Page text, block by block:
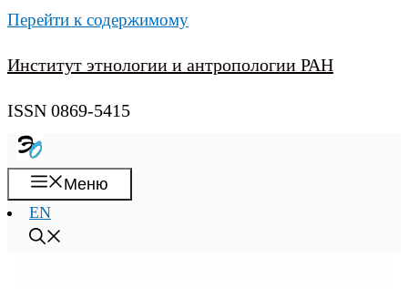
Перейти к содержимому
Институт этнологии и антропологии РАН
ISSN 0869-5415
Меню
EN